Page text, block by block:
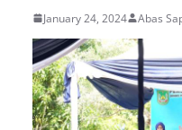
January 24, 2024 Abas